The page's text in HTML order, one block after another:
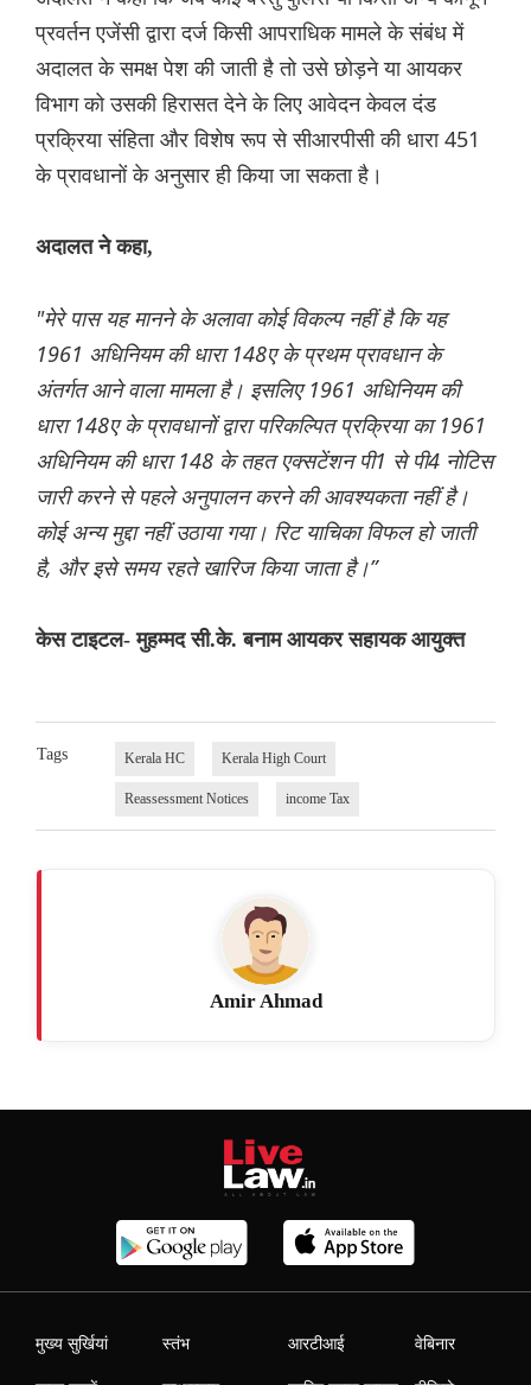
प्रवर्तन एजेंसी द्वारा दर्ज किसी आपराधिक मामले के संबंध में
अदालत के समक्ष पेश की जाती है तो उसे छोड़ने या आयकर
विभाग को उसकी हिरासत देने के लिए आवेदन केवल दंड
प्रक्रिया संहिता और विशेष रूप से सीआरपीसी की धारा 451
के प्रावधानों के अनुसार ही किया जा सकता है।
अदालत ने कहा,
"मेरे पास यह मानने के अलावा कोई विकल्प नहीं है कि यह
1961 अधिनियम की धारा 148ए के प्रथम प्रावधान के
अंतर्गत आने वाला मामला है। इसलिए 1961 अधिनियम की
धारा 148ए के प्रावधानों द्वारा परिकल्पित प्रक्रिया का 1961
अधिनियम की धारा 148 के तहत एक्सटेंशन पी1 से पी4 नोटिस
जारी करने से पहले अनुपालन करने की आवश्यकता नहीं है।
कोई अन्य मुद्दा नहीं उठाया गया। रिट याचिका विफल हो जाती
है, और इसे समय रहते खारिज किया जाता है।”
केस टाइटल- मुहम्मद सी.के. बनाम आयकर सहायक आयुक्त
Tags Kerala HC Kerala High Court
Reassessment Notices income Tax
Amir Ahmad
मुख्य सुर्खियां स्तंभ आरटीआई वेबिनार